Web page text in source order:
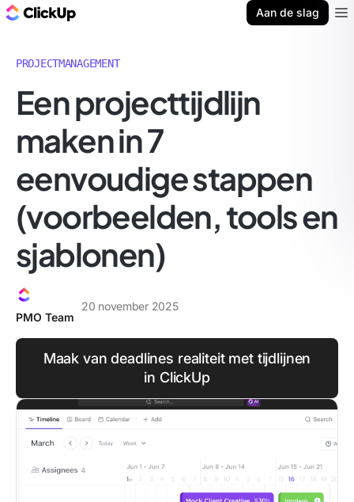
Aan de slag
PROJECTMANAGEMENT
Een projecttijdlijn
maken in 7
eenvoudige stappen
(voorbeelden, tools en
sjablonen)
PMO Team
20 november 2025
Maak van deadlines realiteit met tijdlijnen
in ClickUp